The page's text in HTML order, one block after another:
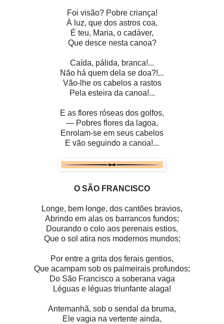
Foi visão? Pobre criança!
À luz, que dos astros coa,
É teu, Maria, o cadáver,
Que desce nesta canoa?
Caída, pálida, branca!...
Não há quem dela se doa?!...
Vão-lhe os cabelos a rastos
Pela esteira da canoa!...
E as flores róseas dos golfos,
— Pobres flores da lagoa,
Enrolam-se em seus cabelos
E vão seguindo a canoa!...
O SÃO FRANCISCO
Longe, bem longe, dos cantões bravios,
Abrindo em alas os barrancos fundos;
Dourando o colo aos perenais estios,
Que o sol atira nos modernos mundos;
Por entre a grita dos ferais gentios,
Que acampam sob os palmeirais profundos;
Do São Francisco a soberana vaga
Léguas e léguas triunfante alaga!
Antemanhã, sob o sendal da bruma,
Ele vagia na vertente ainda,